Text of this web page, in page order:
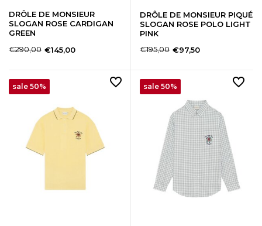
DRÔLE DE MONSIEUR
SLOGAN ROSE CARDIGAN
GREEN
€290,00 €145,00
DRÔLE DE MONSIEUR PIQUÉ
SLOGAN ROSE POLO LIGHT
PINK
€195,00 €97,50
sale 50% sale 50%